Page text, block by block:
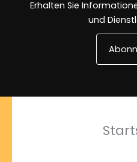
Erhalten Sie
und